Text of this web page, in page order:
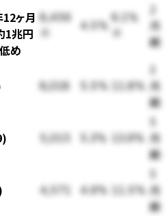
ヶ月
1兆円
め
8,456
4.5%
6.1%
2
月
期
8,018 5.5% 11.8%
3
月
期
5,015 5.3% 13.9%
5
月
期
4,571 4.9% 11.5%
5
月
期